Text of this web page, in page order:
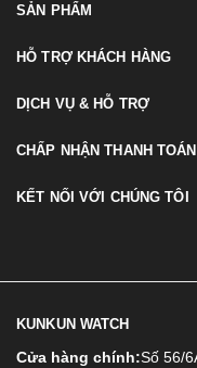
SẢN PHẨM
HỖ TRỢ KHÁCH HÀNG
DỊCH VỤ & HỖ TRỢ
CHẤP NHẬN THANH TOÁN
KẾT NỐI VỚI CHÚNG TÔI
KUNKUN WATCH
Cửa hàng chính:Số 56/